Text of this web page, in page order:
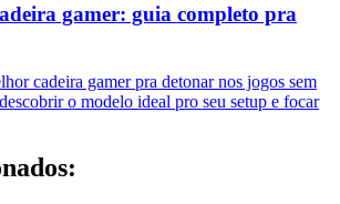
gamer: guia completo pra
cadeira gamer pra detonar nos jogos sem
o modelo ideal pro seu setup e focar